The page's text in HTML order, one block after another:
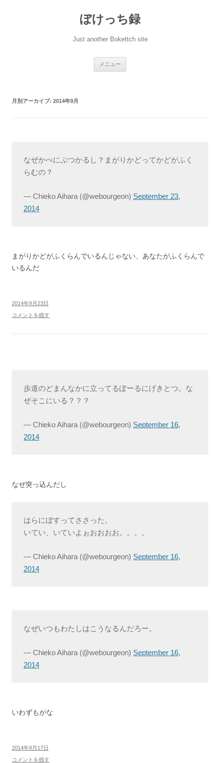
ぼけっち録
Just another Bokettch site
メニュー
月別アーカイブ: 2014年9月
なぜかべにぶつかるし？まがりかどってかどがふく
らむの？
— Chieko Aihara (@webourgeon) September 23,
2014
まがりかどがふくらんでいるんじゃない、あなたがふくらんで
いるんだ
2014年9月23日
コメントを残す
歩道のどまんなかに立ってるぽーるにげきとつ。な
ぜそこにいる？？？
— Chieko Aihara (@webourgeon) September 16,
2014
なぜ突っ込んだし
はらにぼすってささった。
いてい、いていよぉおおおお。。。。
— Chieko Aihara (@webourgeon) September 16,
2014
なぜいつもわたしはこうなるんだろー。
— Chieko Aihara (@webourgeon) September 16,
2014
いわずもがな
2014年9月17日
コメントを残す